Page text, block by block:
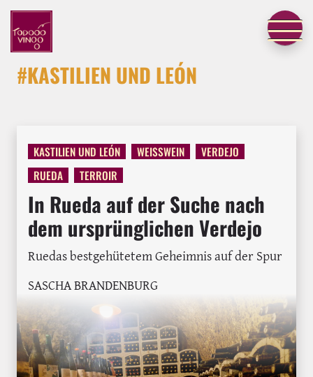
#KASTILIEN UND LEÓN
KASTILIEN UND LEÓN WEISSWEIN
VERDEJO
RUEDA
TERROIR
In Rueda auf der Suche nach
dem ursprünglichen Verdejo
Ruedas bestgehütetem Geheimnis auf der Spur
SASCHA BRANDENBURG